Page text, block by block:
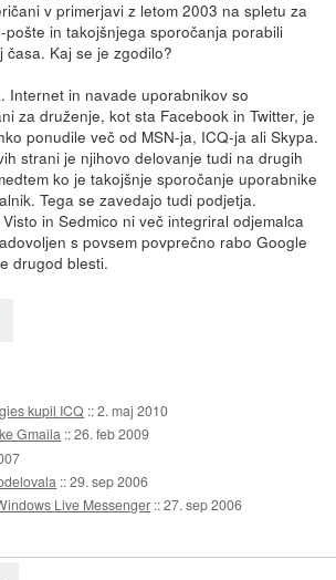
v primerjavi z letom 2003 na spletu za
in takojšnjega sporočanja porabili
časa. Kaj se je zgodilo?
Internet in navade uporabnikov so
za druženje, kot sta Facebook in Twitter, je
ponudile več od MSN-ja, ICQ-ja ali Skypa.
strani je njihovo delovanje tudi na drugih
ko je takojšnje sporočanje uporabnike
Tega se zavedajo tudi podjetja.
in Sedmico ni več integriral odjemalca
s povsem povprečno rabo Google
drugod blesti.
kupil ICQ ::2. maj 2010
Gmaila ::26. feb 2009
::29. sep 2006
Live Messenger ::27. sep 2006